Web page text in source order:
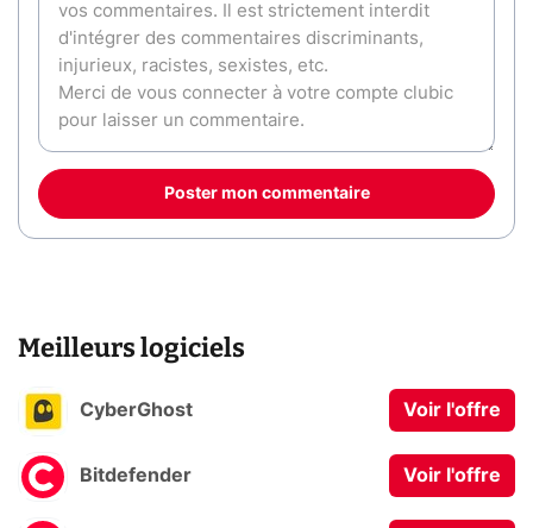
Poster mon commentaire
Meilleurs logiciels
CyberGhost Voir l'offre
Bitdefender Voir l'offre